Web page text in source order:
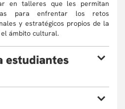
en talleres que les permitan
para enfrentar los retos
y estratégicos propios de la
ámbito cultural.
estudiantes
ten en cuenta que: